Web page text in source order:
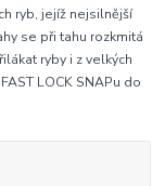
ryb, jejíž nejsilnější
se při tahu rozkmitá
ryby i z velkých
LOCK SNAPu do